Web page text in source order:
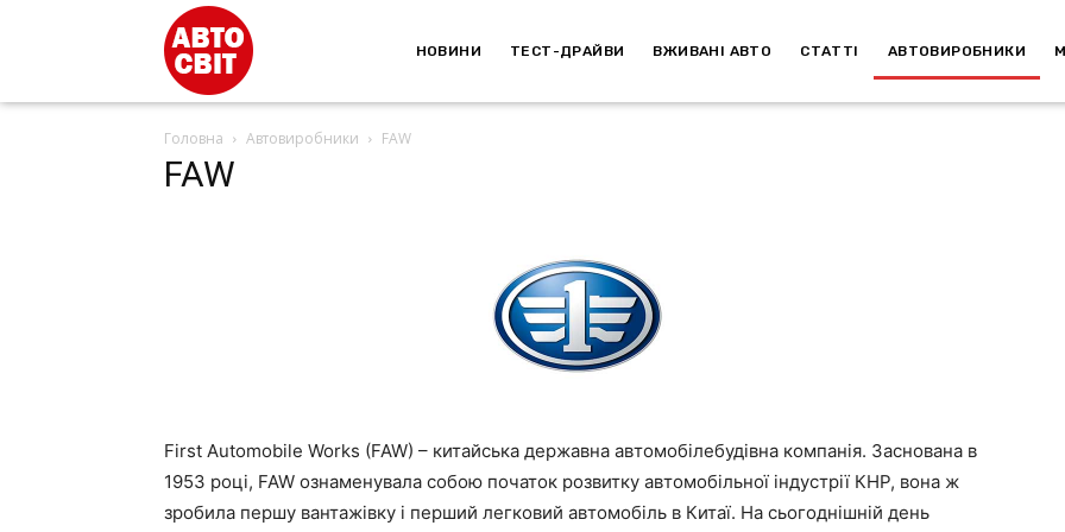
НОВИНИ ТЕСТ-ДРАЙВИ ВЖИВАНІ АВТО СТАТТІ АВТОВИРОБНИКИ
Головна Автовиробники FAW
FAW
First Automobile Works (FAW) – китайська державна автомобілебудівна компанія. Заснована в
1953 році, FAW ознаменувала собою початок розвитку автомобільної індустрії КНР, вона ж
зробила першу вантажівку і перший легковий автомобіль в Китаї. На сьогоднішній день